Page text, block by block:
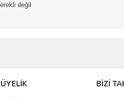
değil
ÜYELİK BİZİ